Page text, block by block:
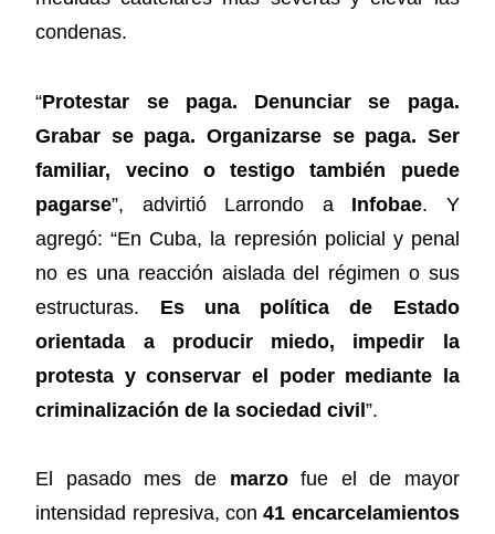
condenas.
“Protestar se paga. Denunciar se paga.
Grabar se paga. Organizarse se paga. Ser
familiar, vecino o testigo también puede
pagarse”, advirtió Larrondo a Infobae. Y
agregó: “En Cuba, la represión policial y penal
no es una reacción aislada del régimen o sus
estructuras. Es una política de Estado
orientada a producir miedo, impedir la
protesta y conservar el poder mediante la
criminalización de la sociedad civil”.
El pasado mes de marzofue el de mayor
intensidad represiva, con41 encarcelamientos